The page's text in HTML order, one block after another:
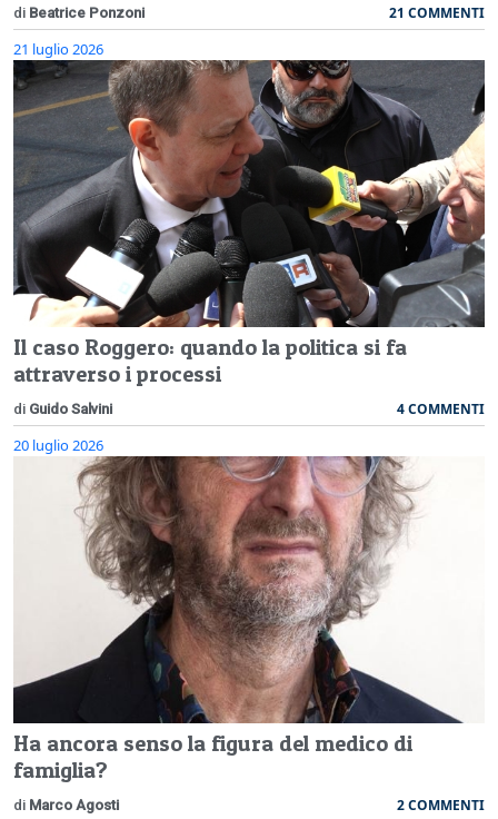
di Beatrice Ponzoni 21 COMMENTI
21 luglio 2026
Il caso Roggero: quando la politica si fa
attraverso i processi
di Guido Salvini 4 COMMENTI
20 luglio 2026
Ha ancora senso la figura del medico di
famiglia?
di Marco Agosti 2 COMMENTI